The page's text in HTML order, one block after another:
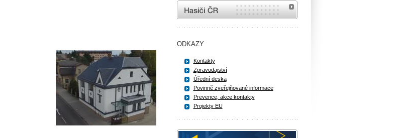
internetové stránky Hasiči ČR
ODKAZY
Kontakty
Zpravodajství
Úřední deska
Povinně zveřejňované informace
Prevence, akce kontakty
Projekty EU